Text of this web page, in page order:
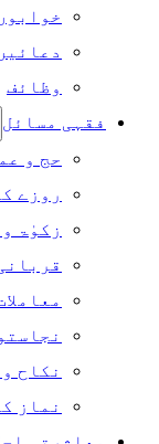
وظائف
فقہی مسائل
حج و
روزے
زکوٰۃ
نکاح
نماز